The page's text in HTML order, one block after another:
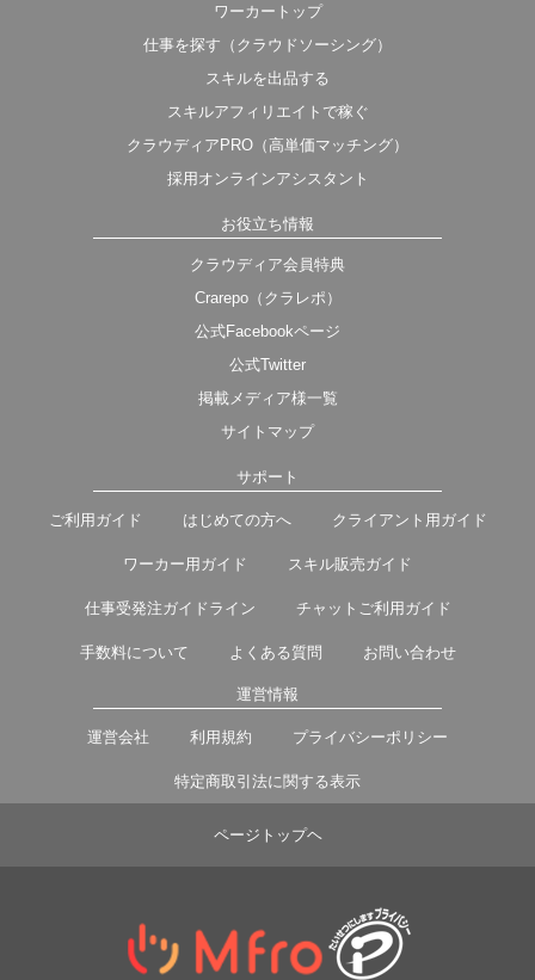
ワーカートップ
仕事を探す（クラウドソーシング）
スキルを出品する
スキルアフィリエイトで稼ぐ
クラウディアPRO（高単価マッチング）
採用オンラインアシスタント
お役立ち情報
クラウディア会員特典
Crarepo（クラレポ）
公式Facebookページ
公式Twitter
掲載メディア様一覧
サイトマップ
サポート
ご利用ガイド はじめての方へ クライアント用ガイド
ワーカー用ガイド スキル販売ガイド
仕事受発注ガイドライン チャットご利用ガイド
手数料について よくある質問 お問い合わせ
運営情報
運営会社 利用規約 プライバシーポリシー
特定商取引法に関する表示
ページトップヘ